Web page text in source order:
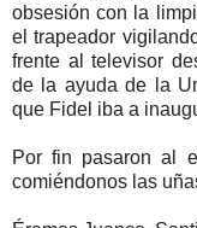
obsesión con la
el trapeador
frente al televisor
de la ayuda de la
que Fidel iba a
Por fin pasaron al
comiéndonos las